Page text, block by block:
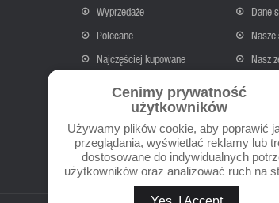
Wyprzedaże
Polecane
Najczęściej kupowane
Mapa strony
Recykling
Dane
Nasz
Cenimy prywatność
użytkowników
Używamy plików cookie, aby poprawić
przeglądania, wyświetlać reklamy lub
dostosowane do indywidualnych
użytkowników oraz analizować ruch na